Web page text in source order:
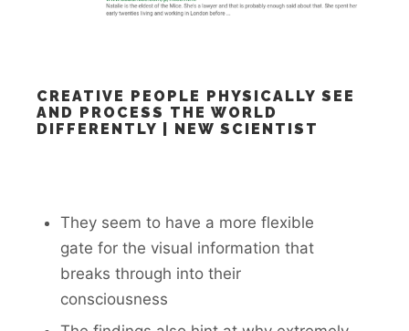
CREATIVE PEOPLE PHYSICALLY SEE
AND PROCESS THE WORLD
DIFFERENTLY | NEW SCIENTIST
They seem to have a more flexible
gate for the visual information that
breaks through into their
consciousness